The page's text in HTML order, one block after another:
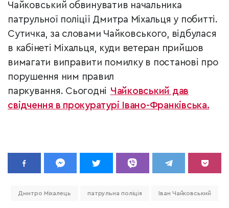
Чайковський обвинуватив начальника
патрульної поліції Дмитра Міхальця у побитті.
Сутичка, за словами Чайковського, відбулася
в кабінеті Міхальця, куди ветеран прийшов
вимагати виправити помилку в постанові про
порушення ним правил
паркування. Сьогодні Чайковський дав
свідчення в прокуратурі Івано-Франківська.
Дмитро Міхалець патрульна поліція Іван Чайковський